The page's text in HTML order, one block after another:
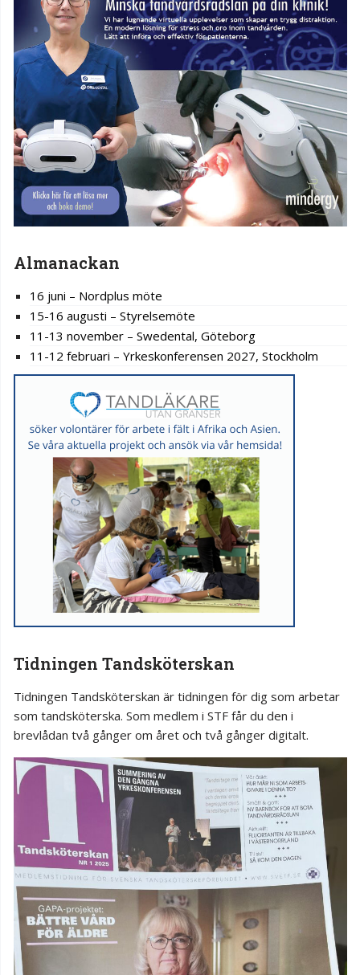
Almanackan
16 juni – Nordplus möte
15-16 augusti – Styrelsemöte
11-13 november – Swedental, Göteborg
11-12 februari – Yrkeskonferensen 2027, Stockholm
Tidningen Tandsköterskan
Tidningen Tandsköterskan är tidningen för dig som arbetar
som tandsköterska. Som medlem i STF får du den i
brevlådan två gånger om året och två gånger digitalt.